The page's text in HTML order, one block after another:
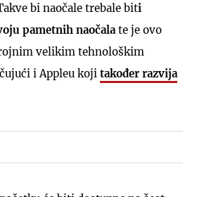
bi naočale trebale biti
pametnih naočala te je ovo
velikim tehnološkim
i Appleu koji također razvija